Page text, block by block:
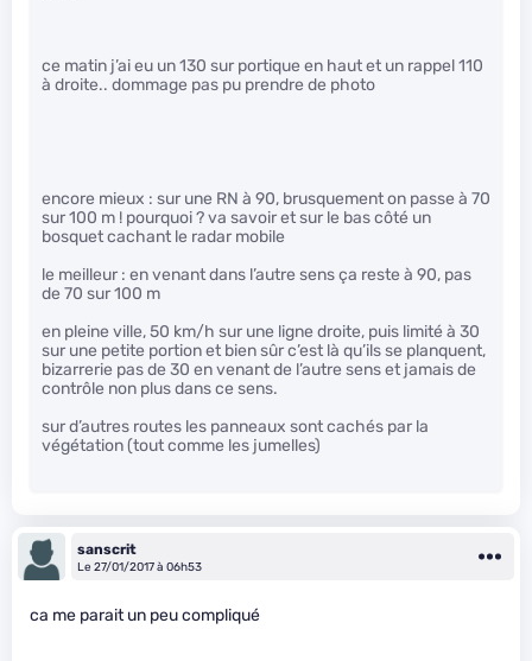
ce matin j’ai eu un 130 sur portique en haut et un rappel 110
à droite.. dommage pas pu prendre de photo
encore mieux : sur une RN à 90, brusquement on passe à 70
sur 100 m ! pourquoi ? va savoir et sur le bas côté un
bosquet cachant le radar mobile
le meilleur : en venant dans l’autre sens ça reste à 90, pas
de 70 sur 100 m
en pleine ville, 50 km/h sur une ligne droite, puis limité à 30
sur une petite portion et bien sûr c’est là qu’ils se planquent,
bizarrerie pas de 30 en venant de l’autre sens et jamais de
contrôle non plus dans ce sens.
sur d’autres routes les panneaux sont cachés par la
végétation (tout comme les jumelles)
sanscrit
Le 27/01/2017 à 06h53
ca me parait un peu compliqué